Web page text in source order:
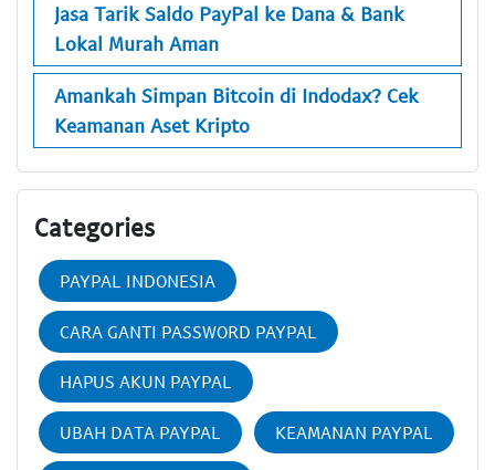
Jasa Tarik Saldo PayPal ke Dana & Bank
Lokal Murah Aman
Amankah Simpan Bitcoin di Indodax? Cek
Keamanan Aset Kripto
Categories
PAYPAL INDONESIA
CARA GANTI PASSWORD PAYPAL
HAPUS AKUN PAYPAL
UBAH DATA PAYPAL KEAMANAN PAYPAL